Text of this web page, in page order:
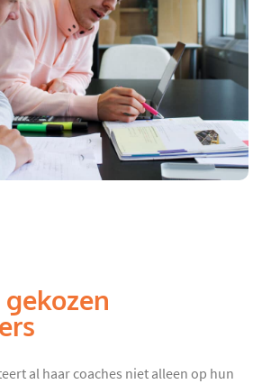
al haar coaches niet alleen op hun